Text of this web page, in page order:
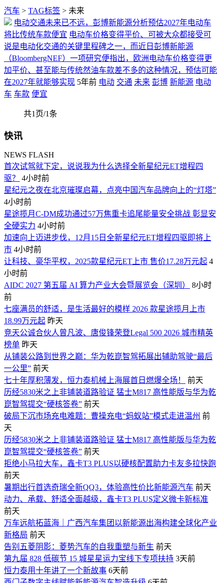
汽车 > TAG标签 > 未来
电动交通未来已不远，彭博新能源分析预估2027年电动车
将比传统车款便宜 电动车价格变得平价、可被大众都接受可
说是电动化交通的关键里程碑之一，而近日彭博新能源
（BloombergNEF）一项研究便指出，欧洲电动车价格变得更
加平价、甚至能与传统然油车款差不多的这种情况，预估可能
在2027年就能够实现 5年前 电动 交通 未来 彭博 新能源 电动
车 车款 便宜
共1页/1条
快讯
NEWS FLASH
首次试驾就下定，说说我为什么选择全新星纪元ET增程四
驱？
4小时前
星纪元之夜在北京璀璨启幕，点亮中国汽车品牌向上的“灯塔”
4小时前
星途揽月C-DM成功通过57万焦重卡追尾能量安全挑战 彰显安
全硬实力 4小时前
加速向上迈进步伐，12月15日全新星纪元ET增程四驱即将上
市 4小时前
让科技、豪华平权，2025款星纪元ET上市 售价17.28万元起 4
小时前
AIDC 2027 第五届 AI 算力产业大会暨展览会（深圳）
8小时
前
七座满员的舒适，是生活最好的模样 2026 款星途揽月上市
18.99万元起 昨天
竞天公诚合伙人曾凡波、唐俊锋荣登Legal 500 2026 城市精英
榜单 昨天
从铺装公路到世界之巅：华为乾崑智驾拓展出辅助驾驶“最后
一公里” 前天
七十年厚积薄发，恒力泰机械上海展首日燃爆全场！
前天
历经5830米之上非铺装道路验证 猛士M817 高性能版与华为乾
崑智驾提交“硬核答卷” 前天
破局下沉市场充电难题：曹操充电“蚂蚁站”模式走进温州 前
天
历经5830米之上非铺装道路验证 猛士M817 高性能版与华为乾
崑智驾提交“硬核答卷” 前天
拒绝小马拉大车，鑫卡T3 PLUS以硬核配置助力卡友多拉快跑
前天
暑期出行首选奇瑞全新QQ3，体验高性价比新能源汽车 前天
动力、承载、舒适全面越级，鑫卡T3 PLUS定义微卡新标准
前天
万车远航拓蓝海｜广西汽车集团以新能源出海构建全球化产业
新格局 前天
告别五菱阴影：菱势汽车的自我重塑与新生 前天
第九届 828 低碳节 15 城星星运力宝线下专项扶持 3天前
恒力泰用十年讲了一个新故事 6天前